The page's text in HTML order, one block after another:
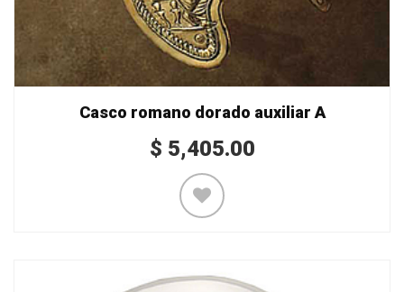
Casco romano dorado auxiliar A
$ 5,405.00